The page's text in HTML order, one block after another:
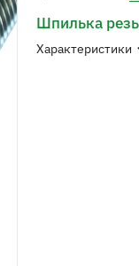
Шпилька
Характеристики